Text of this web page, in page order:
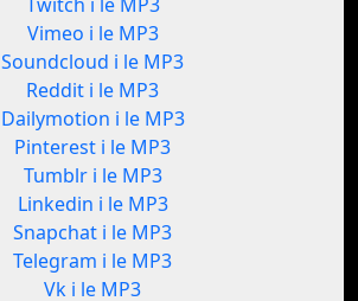
Vimeo i le MP3
Soundcloud i le MP3
Reddit i le MP3
Dailymotion i le MP3
Pinterest i le MP3
Tumblr i le MP3
Linkedin i le MP3
Snapchat i le MP3
Telegram i le MP3
Vk i le MP3